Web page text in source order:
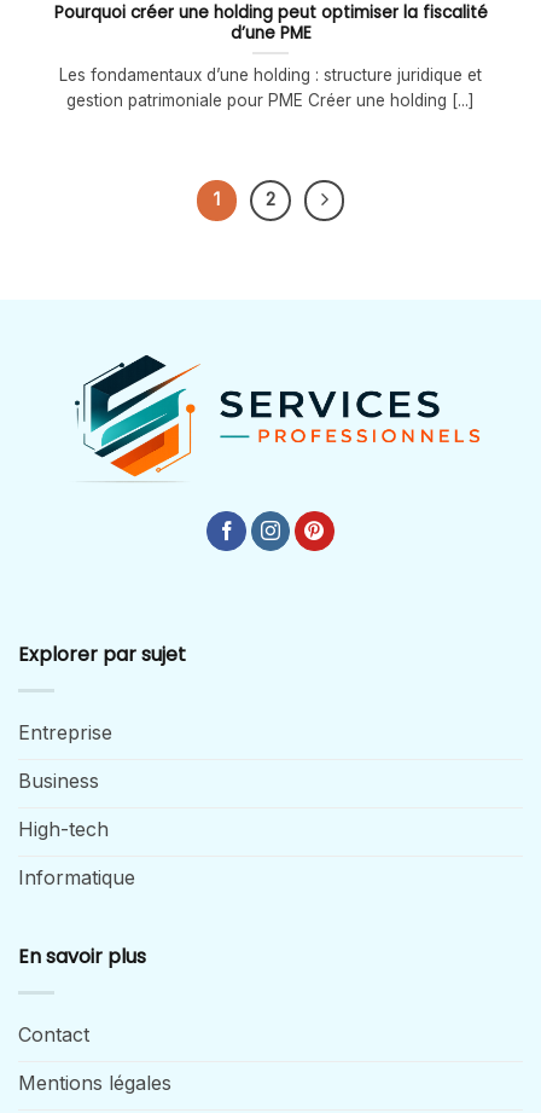
Pourquoi créer une holding peut optimiser la fiscalité
d’une PME
Les fondamentaux d’une holding : structure juridique et
gestion patrimoniale pour PME Créer une holding [...]
1 2
Explorer par sujet
Entreprise
Business
High-tech
Informatique
En savoir plus
Contact
Mentions légales